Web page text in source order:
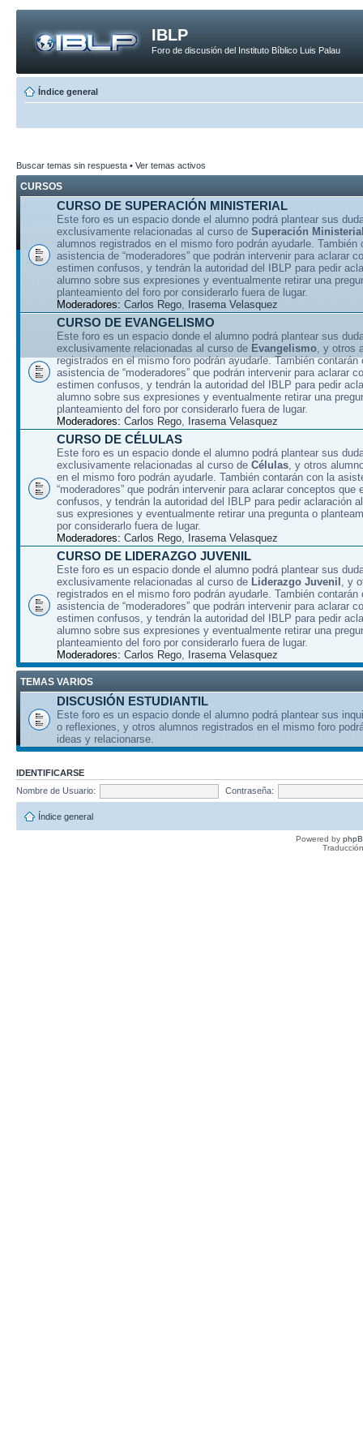
IBLP
Foro de discusión del Instituto Bíblico Luis Palau
Índice general
Buscar temas sin respuesta • Ver temas activos
CURSOS
CURSO DE SUPERACIÓN MINISTERIAL
Este foro es un espacio donde el alumno podrá plantear sus
exclusivamente relacionadas al curso de Superación
alumnos registrados en el mismo foro podrán ayudarle. También
asistencia de “moderadores” que podrán intervenir para aclarar
estimen confusos, y tendrán la autoridad del IBLP para pedir
alumno sobre sus expresiones y eventualmente retirar una
planteamiento del foro por considerarlo fuera de lugar.
Moderadores: Carlos Rego, Irasema Velasquez
CURSO DE EVANGELISMO
Este foro es un espacio donde el alumno podrá plantear sus
exclusivamente relacionadas al curso de Evangelismo, y otros
registrados en el mismo foro podrán ayudarle. También contarán
asistencia de “moderadores” que podrán intervenir para aclarar
estimen confusos, y tendrán la autoridad del IBLP para pedir
alumno sobre sus expresiones y eventualmente retirar una
planteamiento del foro por considerarlo fuera de lugar.
Moderadores: Carlos Rego, Irasema Velasquez
CURSO DE CÉLULAS
Este foro es un espacio donde el alumno podrá plantear sus
exclusivamente relacionadas al curso de Células, y otros
en el mismo foro podrán ayudarle. También contarán con la
“moderadores” que podrán intervenir para aclarar conceptos que
confusos, y tendrán la autoridad del IBLP para pedir aclaración
sus expresiones y eventualmente retirar una pregunta o
por considerarlo fuera de lugar.
Moderadores: Carlos Rego, Irasema Velasquez
CURSO DE LIDERAZGO JUVENIL
Este foro es un espacio donde el alumno podrá plantear sus
exclusivamente relacionadas al curso de Liderazgo Juvenil , y
registrados en el mismo foro podrán ayudarle. También contarán
asistencia de “moderadores” que podrán intervenir para aclarar
estimen confusos, y tendrán la autoridad del IBLP para pedir
alumno sobre sus expresiones y eventualmente retirar una
planteamiento del foro por considerarlo fuera de lugar.
Moderadores: Carlos Rego, Irasema Velasquez
TEMAS VARIOS
DISCUSIÓN ESTUDIANTIL
Este foro es un espacio donde el alumno podrá plantear sus
o reflexiones, y otros alumnos registrados en el mismo foro
ideas y relacionarse.
IDENTIFICARSE
Nombre de Usuario:
Contraseña:
Índice general
Powered by